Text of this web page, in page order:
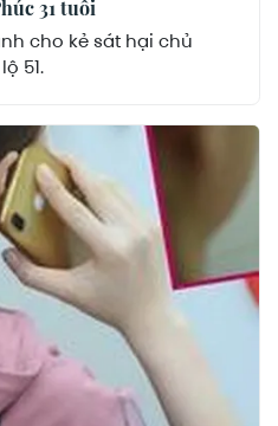
31 tuổi
cho kẻ sát hại chủ
51.